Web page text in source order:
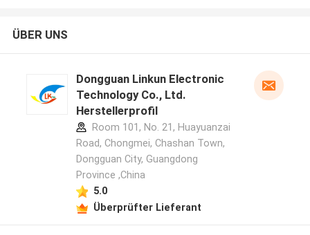
ÜBER UNS
Dongguan Linkun Electronic
Technology Co., Ltd.
Herstellerprofil
Room 101, No. 21, Huayuanzai
Road, Chongmei, Chashan Town,
Dongguan City, Guangdong
Province ,China
5.0
Überprüfter Lieferant